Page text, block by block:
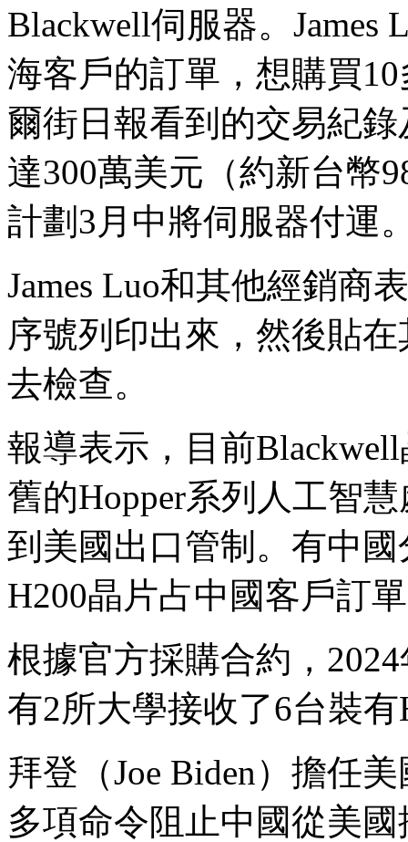
Blackwell伺服器。James
海客戶的訂單，想購買
爾街日報看到的交易紀
達300萬美元（約新台幣
計劃3月中將伺服器付運
James Luo和其他經銷商
序號列印出來，然後貼
去檢查。
報導表示，目前
舊的Hopper系列人工智
到美國出口管制。有中
H200晶片占中國客戶訂
根據官方採購合約，
有2所大學接收了6台裝
拜登（Joe Biden）擔任
多項命令阻止中國從美